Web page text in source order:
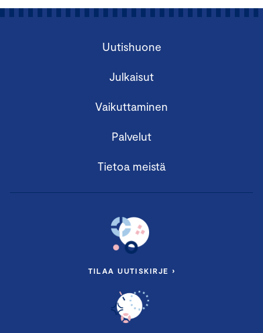
Uutishuone
Julkaisut
Vaikuttaminen
Palvelut
Tietoa meistä
TILAA UUTISKIRJE ›